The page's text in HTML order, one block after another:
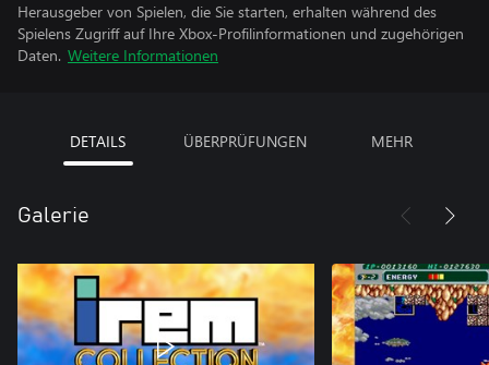
Herausgeber von Spielen, die Sie starten, erhalten während des
Spielens Zugriff auf Ihre Xbox-Profilinformationen und zugehörigen
Daten. Weitere Informationen
DETAILS ÜBERPRÜFUNGEN MEHR
Galerie